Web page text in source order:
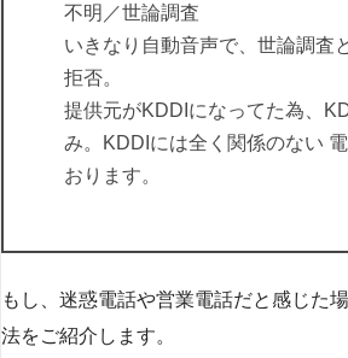
不明／世論調査
いきなり自動音声で、世論調査
拒否。
提供元がKDDIになってた為、
み。KDDIには全く関係のない
おります。
もし、迷惑電話や営業電話だと感じた
法をご紹介します。